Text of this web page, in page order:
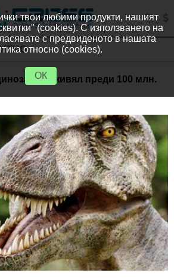
живял преди 100 млн.
твои любими продукти, нашият
(cookies). С използването на
с предвиденото в нашата
относно (cookies).
ОК